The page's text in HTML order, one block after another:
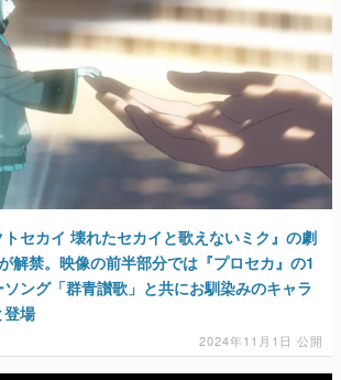
トセカイ 壊れたセカイと歌えないミク』の劇
解禁。映像の前半部分では『プロセカ』の1
ング「群青讃歌」と共にお馴染みのキャラ
登場
2024年11月1日 公開